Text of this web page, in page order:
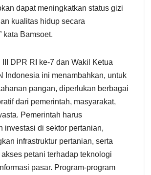
dapat meningkatkan status gizi
kualitas hidup secara
kata Bamsoet.
III DPR RI ke-7 dan Wakil Ketua
Indonesia ini menambahkan, untuk
pangan, diperlukan berbagai
dari pemerintah, masyarakat,
Pemerintah harus
investasi di sektor pertanian,
infrastruktur pertanian, serta
petani terhadap teknologi
pasar. Program-program